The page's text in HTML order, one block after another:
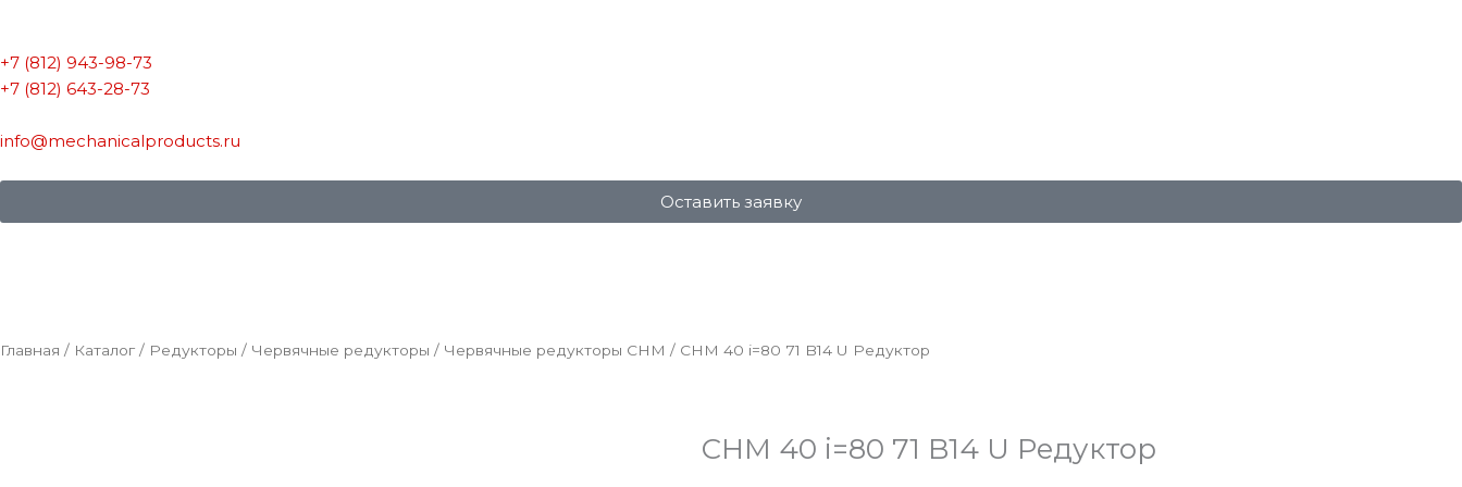
+7 (812) 943-98-73
+7 (812) 643-28-73
info@mechanicalproducts.ru
Оставить заявку
Главная / Каталог / Редукторы / Червячные редукторы / Червячные редукторы CHM / CHM 40 i=80 71 B14 U Редуктор
CHM 40 i=80 71 B14 U Редуктор